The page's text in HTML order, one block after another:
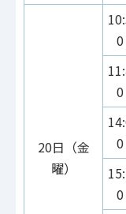
20日（金
曜）
0
0
0
0